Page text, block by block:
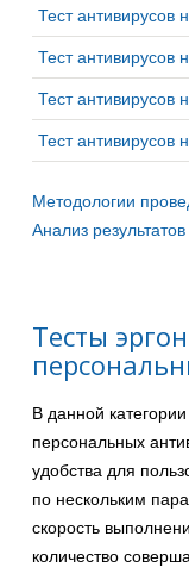
Тест антивирусов
Тест антивирусов
Тест антивирусов
Тест антивирусов
Методологии
Анализ
Тесты
В данной
персональных
удобства для
по нескольким
скорость
количество